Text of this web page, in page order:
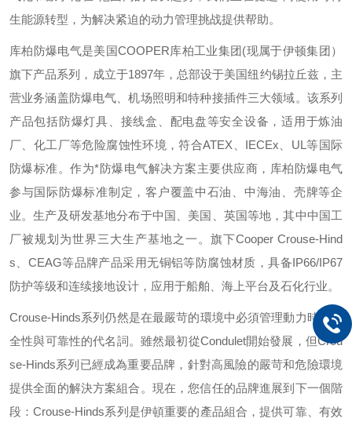
生能源转型，为解决紧迫的动力管理挑战提供帮助。
库柏防爆电气是美国COOPER库柏工业集团(现属于伊顿集团）
旗下产品系列，成立于1897年，总部设于美国纽约锡拉丘兹，主
营业务涵盖防爆电气、机场照明和特种接插件三大领域。该系列
产品包括防爆灯具、接线盒、配电盘等安全设备，适用于炼油
厂、化工厂等危险腐蚀性环境，符合ATEX IECEx UL 等国际
防爆标准。作为*防爆电气解决方案主要供应商，库柏防爆电气
参与国际防爆标准制定，客户覆盖中石油、中海油、壳牌等企
业。生产及研发基地分布于中国、美国、英国等地，其中中国工
厂被规划为世界三大生产基地之一。旗下Cooper Crouse-Hind
s
CEAG等品牌产品采用无铜铝等防腐蚀材质，具备IP66/IP67
防护等级和连续接地设计，应用于船舶、海上平台及石化行业。
Crouse-Hinds系列仍然是在最嚴苛的環境中必須管理動力時，安
全性與可靠性的代名詞。雖然最初從Condulet開始發展，但Crou
se-Hinds系列已經成為重要品牌，針對高風險的嚴苛和危險環境
提供全面的解決方案組合。現在，您信任的品牌進展到下一個階
段：Crouse-Hinds系列是伊頓重要的產品組合，提供可靠、有效